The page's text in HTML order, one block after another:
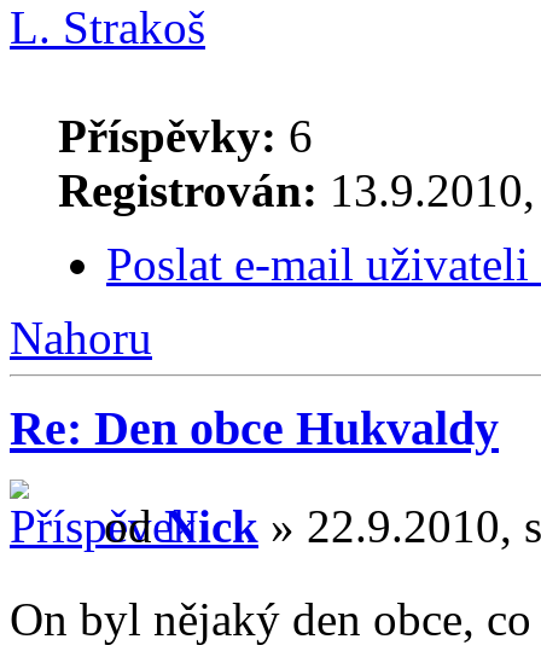
L. Strakoš
Příspěvky: 6
Registrován:
Poslat e-mail
Nahoru
Re: Den obce Hukvaldy
odNick » 22.9.2010,
On byl nějaký den obce,